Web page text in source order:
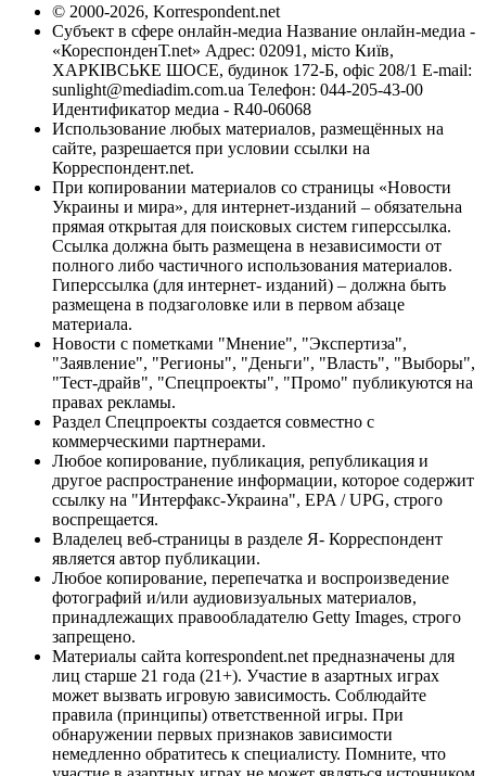
© 2000-2026, Korrespondent.net
Субъект в сфере онлайн-медиа Название онлайн-медиа -
«КореспонденТ.net» Адрес: 02091, місто Київ,
ХАРКІВСЬКЕ ШОСЕ, будинок 172-Б, офіс 208/1 E-mail:
sunlight@mediadim.com.ua Телефон: 044-205-43-00
Идентификатор медиа - R40-06068
Использование любых материалов, размещённых на
сайте, разрешается при условии ссылки на
Корреспондент.net.
При копировании материалов со страницы «Новости
Украины и мира», для интернет-изданий – обязательна
прямая открытая для поисковых систем гиперссылка.
Ссылка должна быть размещена в независимости от
полного либо частичного использования материалов.
Гиперссылка (для интернет- изданий) – должна быть
размещена в подзаголовке или в первом абзаце
материала.
Новости с пометками "Мнение", "Экспертиза",
"Заявление", "Регионы", "Деньги", "Власть", "Выборы",
"Тест-драйв", "Спецпроекты", "Промо" публикуются на
правах рекламы.
Раздел Спецпроекты создается совместно с
коммерческими партнерами.
Любое копирование, публикация, републикация и
другое распространение информации, которое содержит
ссылку на "Интерфакс-Украина", EPA / UPG, строго
воспрещается.
Владелец веб-страницы в разделе Я- Корреспондент
является автор публикации.
Любое копирование, перепечатка и воспроизведение
фотографий и/или аудиовизуальных материалов,
принадлежащих правообладателю Getty Images, строго
запрещено.
Материалы сайта korrespondent.net предназначены для
лиц старше 21 года (21+). Участие в азартных играх
может вызвать игровую зависимость. Соблюдайте
правила (принципы) ответственной игры. При
обнаружении первых признаков зависимости
немедленно обратитесь к специалисту. Помните, что